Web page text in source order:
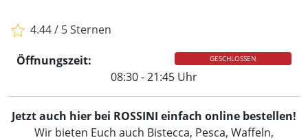
4.44 / 5 Sternen
Öffnungszeit: GESCHLOSSEN
08:30 - 21:45 Uhr
Jetzt auch hier bei ROSSINI einfach online bestellen!
Wir bieten Euch auch Bistecca, Pesca, Waffeln,